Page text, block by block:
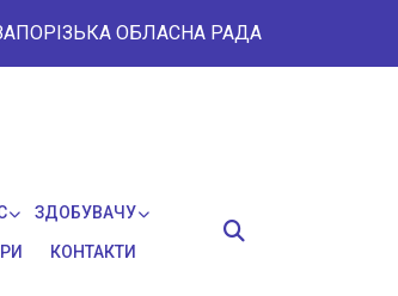
ОБЛАСНА РАДА
ЗДОБУВАЧУ
КОНТАКТИ